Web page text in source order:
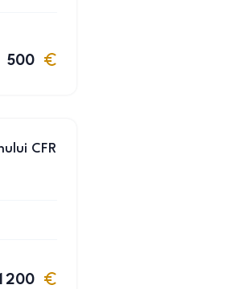
500
CFR
200